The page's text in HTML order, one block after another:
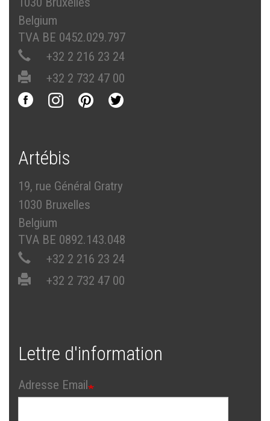
Belgium
TVA BE 0452.029.797
+32 2 216 23 24
+32 2 732 47 00
Artébis
19, rue Général Gratry
1030 Bruxelles
Belgium
TVA BE 0892.143.048
+32 2 216 23 24
+32 2 732 47 00
Lettre d'information
Adresse Email